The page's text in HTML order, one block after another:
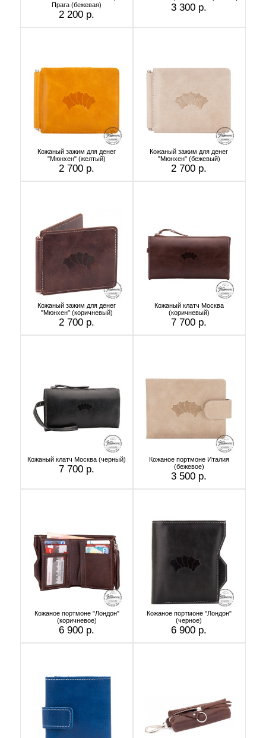
Прага (бежевая)
2 200 р.
3 300 р.
Кожаный зажим для денег
"Мюнхен" (желтый)
2 700 р.
Кожаный зажим для денег
"Мюнхен" (бежевый)
2 700 р.
Кожаный зажим для денег
"Мюнхен" (коричневый)
2 700 р.
Кожаный клатч Москва
(коричневый)
7 700 р.
Кожаный клатч Москва (черный)
7 700 р.
Кожаное портмоне Италия
(бежевое)
3 500 р.
Кожаное портмоне "Лондон"
(коричневое)
6 900 р.
Кожаное портмоне "Лондон"
(черное)
6 900 р.